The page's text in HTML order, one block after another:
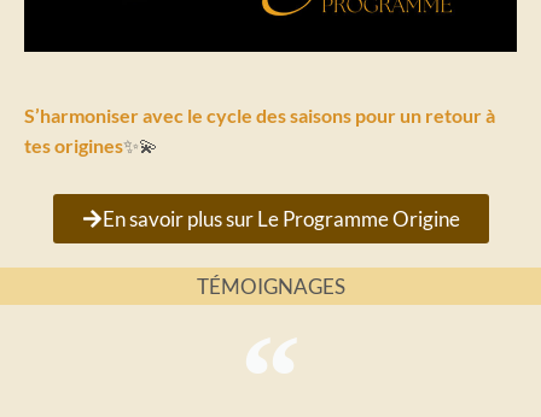
S’harmoniser avec le cycle des saisons pour un retour à
tes origines✨💫
En savoir plus sur Le Programme Origine
TÉMOIGNAGES